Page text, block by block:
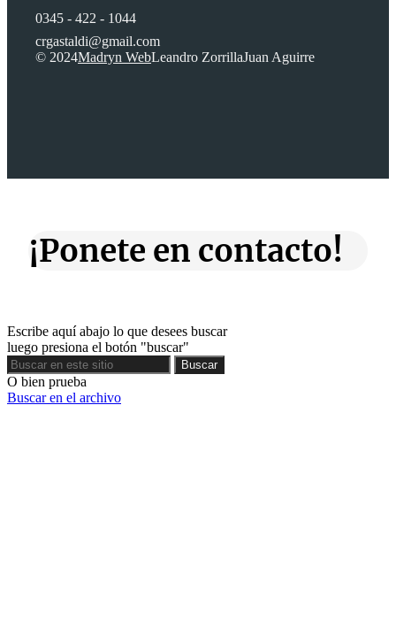
0345 - 422 - 1044
crgastaldi@gmail.com
© 2024Madryn WebLeandro ZorrillaJuan Aguirre
¡Ponete en contacto!
Escribe aquí abajo lo que desees buscar
luego presiona el botón "buscar"
Buscar
Buscar
O bien prueba
Buscar en el archivo